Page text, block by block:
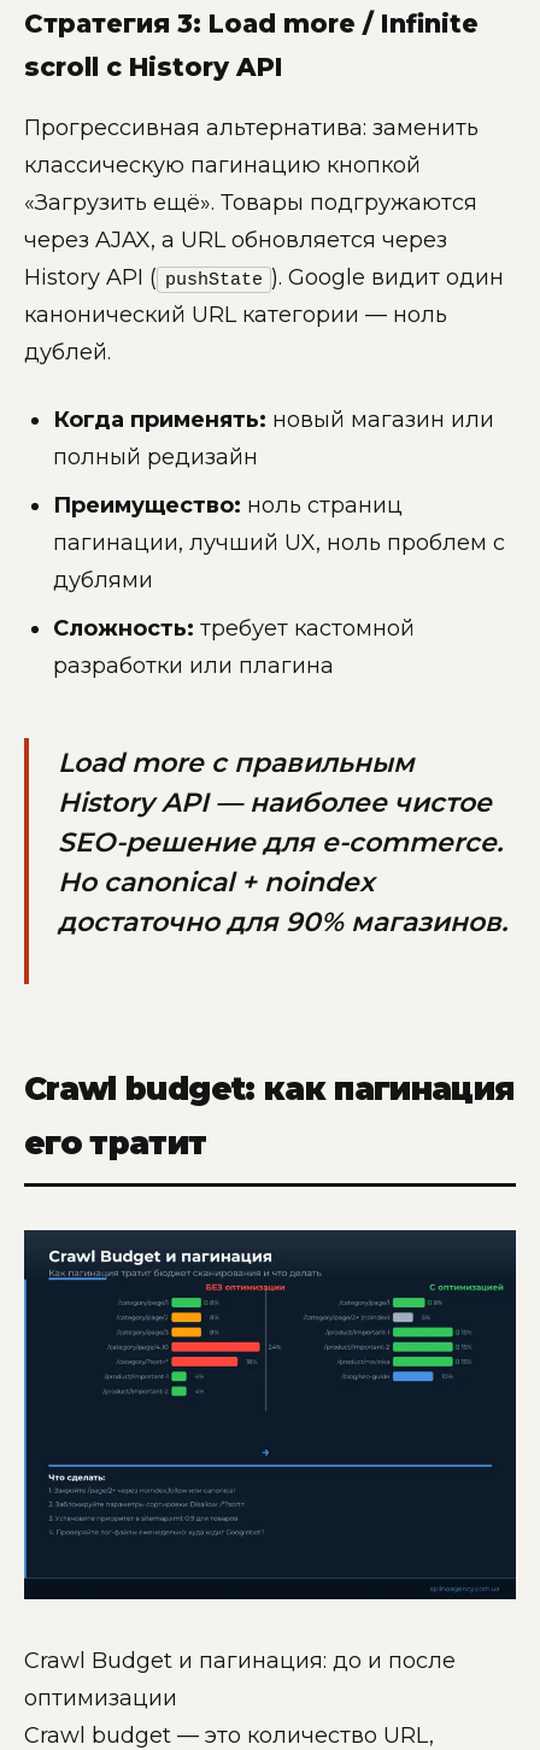
Стратегия 3: Load more / Infinite
scroll с History API
Прогрессивная альтернатива: заменить
классическую пагинацию кнопкой
«Загрузить ещё». Товары подгружаются
через AJAX, а URL обновляется через
History API ( pushState ). Google видит один
канонический URL категории — ноль
дублей.
Когда применять: новый магазин или
полный редизайн
Преимущество: ноль страниц
пагинации, лучший UX, ноль проблем с
дублями
Сложность: требует кастомной
разработки или плагина
Load more с правильным
History API — наиболее чистое
SEO-решение для e-commerce.
Но canonical + noindex
достаточно для 90% магазинов.
Crawl budget: как пагинация
его тратит
Crawl Budget и пагинация: до и после
оптимизации
Crawl budget — это количество URL,